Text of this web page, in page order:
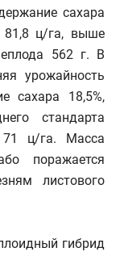
сахара
81,8 ц/га, выше
562 г. В
урожайность
сахара 18,5%,
стандарта
71 ц/га. Масса
поражается
листового
гибрид